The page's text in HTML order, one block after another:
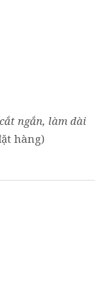
cắt ngắn, làm dài
hàng)